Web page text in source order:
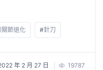
關節退化 #針刀
年 2 月 27 日 19787